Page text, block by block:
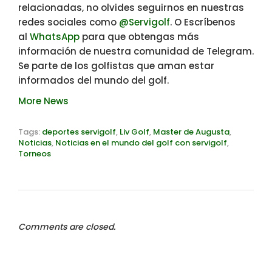
relacionadas, no olvides seguirnos en nuestras
redes sociales como @Servigolf. O Escríbenos
al WhatsApp para que obtengas más
información de nuestra comunidad de Telegram.
Se parte de los golfistas que aman estar
informados del mundo del golf.
More News
Tags: deportes servigolf, Liv Golf, Master de Augusta,
Noticias, Noticias en el mundo del golf con servigolf,
Torneos
Comments are closed.